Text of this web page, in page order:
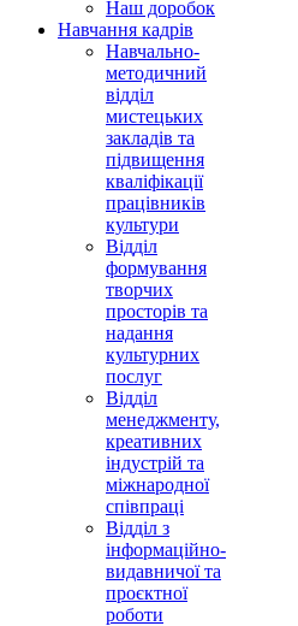
Наш доробок
Навчання кадрів
Навчально-
методичний
відділ
мистецьких
закладів та
підвищення
кваліфікації
працівників
культури
Відділ
формування
творчих
просторів та
надання
культурних
послуг
Відділ
менеджменту,
креативних
індустрій та
міжнародної
співпраці
Відділ з
інформаційно-
видавничої та
проєктної
роботи